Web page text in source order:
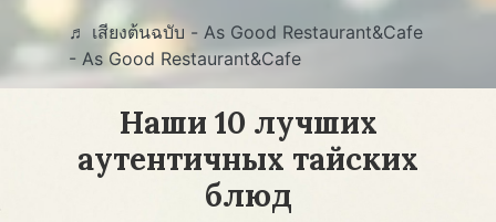
♬ เสียงต้นฉบับ - As Good Restaurant&Cafe
- As Good Restaurant&Cafe
Наши 10 лучших
аутентичных тайских
блюд